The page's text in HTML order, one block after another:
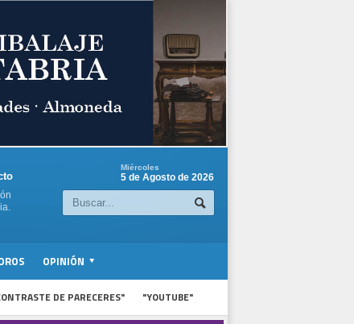
Miércoles
5 de Agosto de 2026
OPINIÓN
DE PARECERES" "YOUTUBE"